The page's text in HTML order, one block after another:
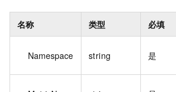
名称 类型 必填
Namespace string 是